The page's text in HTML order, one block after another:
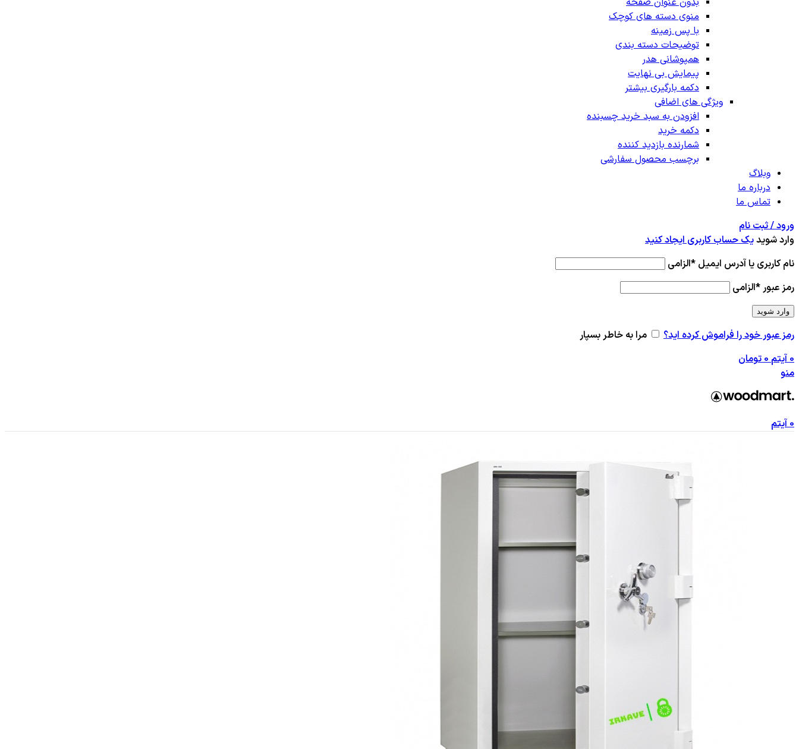
منوی دسته های کوچک
با پس زمینه
توضیحات دسته بندی
همپوشانی هدر
پیمایش بی نهایت
دکمه بارگیری بیشتر
ویژگی های اضافی
افزودن به سبد خرید چسبنده
دکمه خرید
شمارنده بازدید کننده
برچسب محصول سفارشی
وبلاگ
درباره ما
تماس ما
ورود / ثبت نام
وارد شویدیک حساب کاربری ایجاد کنید
نام کاربری یا آدرس ایمیل *الزامی
رمز عبور*الزامی
وارد شوید
رمز عبور خود را فراموش کرده اید؟
مرا به خاطر بسپار
0آیتم 0تومان
منو
0آیتم